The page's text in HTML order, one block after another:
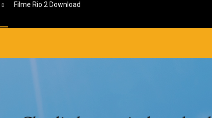
Filme Rio 2 Download